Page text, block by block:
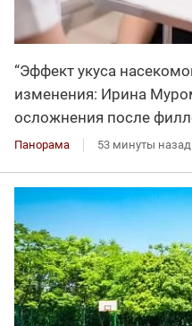
“Эффект укуса
изменения: Ирина
осложнения после
Панорама 53 минуты назад